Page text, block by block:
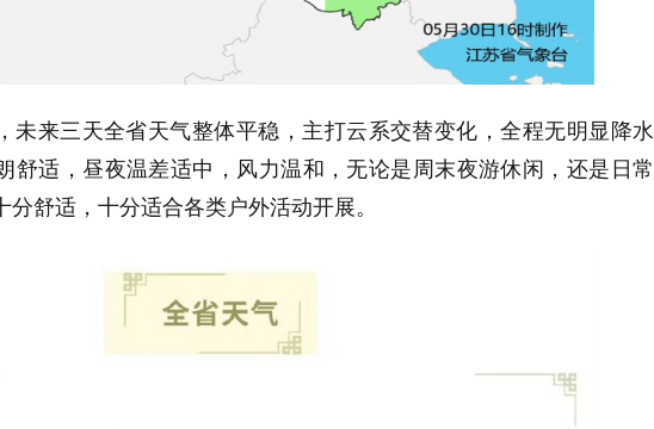
未来三天全省天气整体平稳，主打云系交替变化，全程无明显降水
舒适，昼夜温差适中，风力温和，无论是周末夜游休闲，还是日常
分舒适，十分适合各类户外活动开展。